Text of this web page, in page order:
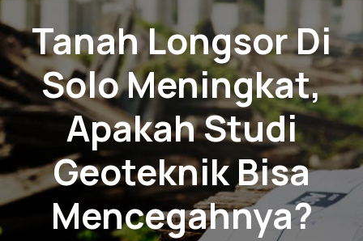
Tanah Longsor Di
Solo Meningkat,
Apakah Studi
Geoteknik Bisa
Mencegahnya?